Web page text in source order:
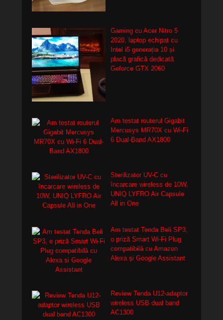
Gaming cu Acer Nitro 5
2020, laptop echipat cu
Intel i5 generația 10 și
placă grafică dedicată
Geforce GTX 2060
Am testat routerul Gigabit
Mercusys MR70X cu Wi-Fi
6 Dual-Band AX1800
Sterilizator UV-C cu
încarcare wireless de 10W,
UNIQ LYFRO Air Capsule
All in One
Am testat Tenda Beli SP3,
o priză Smart Wi-Fi Plug
compatibilă cu Amazon
Alexa și Google Assistant
Review Tenda U12-adaptor
wireless USB dual band
AC1300